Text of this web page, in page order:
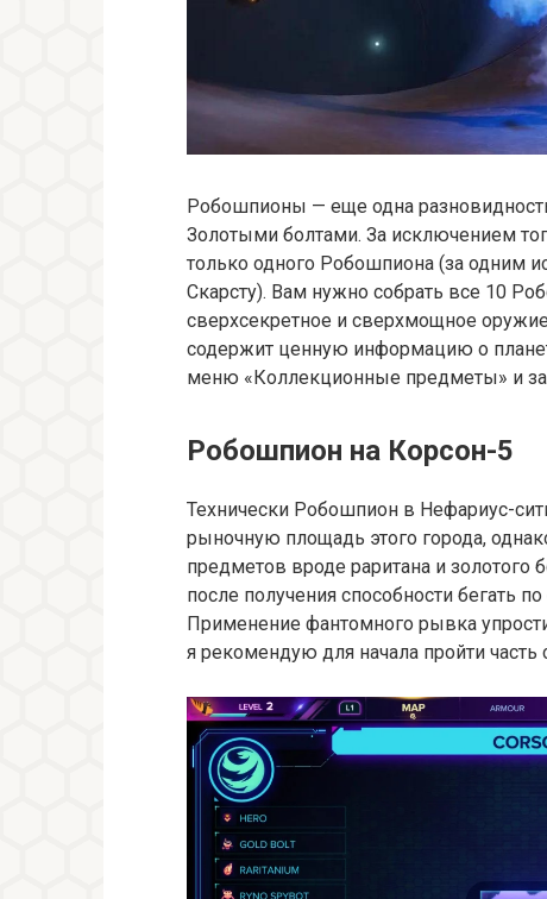
Робошпионы — еще одна
Золотыми болтами. За исключением
только одного Робошпиона (за одним
Скарсту). Вам нужно собрать все 10
сверхсекретное и сверхмощное
содержит ценную информацию о
меню «Коллекционные предметы» и
Робошпион на Корсон-5
Технически Робошпион в Нефариус-
рыночную площадь этого города,
предметов вроде раритана и золотого
после получения способности бегать
Применение фантомного рывка
я рекомендую для начала пройти